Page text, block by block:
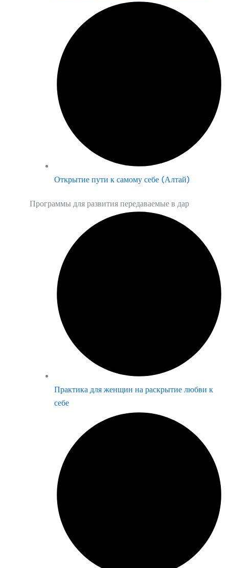
Открытие пути к самому себе (Алтай)
Программы для развития передаваемые в дар
Практика для женщин на раскрытие любви к
себе